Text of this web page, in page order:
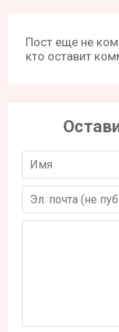
Пост еще не
кто оставит